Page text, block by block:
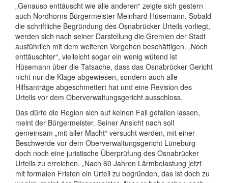
„Genauso enttäuscht wie alle anderen“ zeigte sich gestern
auch Nordhorns Bürgermeister Meinhard Hüsemann. Sobald
die schriftliche Begründung des Osnabrücker Urteils vorliegt,
werden sich nach seiner Darstellung die Gremien der Stadt
ausführlich mit dem weiteren Vorgehen beschäftigen. „Noch
enttäuschter“, vielleicht sogar ein wenig wütend ist
Hüsemann über die Tatsache, dass das Osnabrücker Gericht
nicht nur die Klage abgewiesen, sondern auch alle
Hilfsanträge abgeschmettert hat und eine Revision des
Urteils vor dem Oberverwaltungsgericht ausschloss.
Das dürfe die Region sich auf keinen Fall gefallen lassen,
meint der Bürgermeister. Seiner Ansicht nach soll
gemeinsam „mit aller Macht“ versucht werden, mit einer
Beschwerde vor dem Oberverwaltungsgericht Lüneburg
doch noch eine juristische Überprüfung des Osnabrücker
Urteils zu erreichen. „Nach 60 Jahren Lärmbelastung jetzt
mit formalen Fristen ein Urteil zu begründen, das ist doch zu